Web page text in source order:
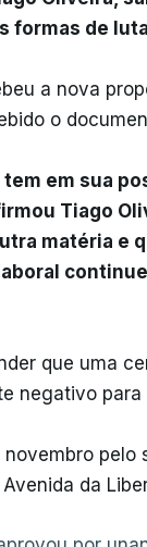
formas de
a nova
o
em sua
Tiago
matéria e
que uma
negativo
pelo
da